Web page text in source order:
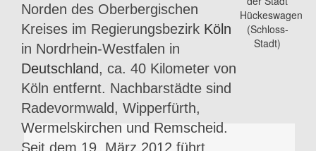
Norden des Oberbergischen
Kreises im Regierungsbezirk Köln
in Nordrhein-Westfalen in
Deutschland, ca. 40 Kilometer von
Köln entfernt. Nachbarstädte sind
Radevormwald, Wipperfürth,
Wermelskirchen und Remscheid.
Seit dem 19. März 2012 führt